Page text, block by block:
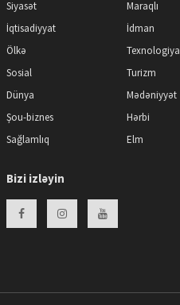
Siyasət
İqtisadiyyat
Ölkə
Sosial
Dünya
Şou-biznes
Sağlamlıq
Maraqlı
İdman
Texnologiya
Turizm
Mədəniyyət
Hərbi
Elm
Bizi izləyin